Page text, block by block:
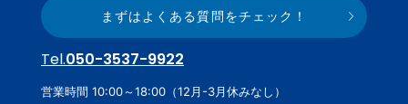
まずはよくある質問をチェック！
Tel.050-3537-9922
営業時間 10:00～18:00（12月-3月休みなし）